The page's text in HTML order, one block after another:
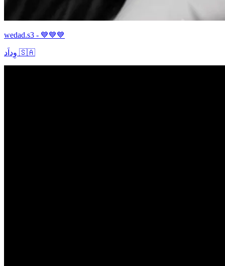
wedad.s3 - 💙💙💙
وِداَد 🇸🇦